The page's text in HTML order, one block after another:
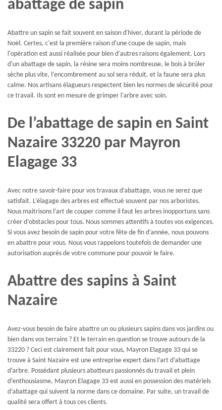
abattage de sapin
Abattre un sapin se fait souvent en saison d'hiver, durant la période de
Noël. Certes, c'est la première raison d'une coupe de sapin, mais
l'opération est aussi réalisée pour bien d'autres raisons également. Lors
d'un abattage de sapin, la résine sera moins nombreuse, le bois à brûler
sèche plus vite, l'encombrement au sol sera réduit, et la faune sera plus
calme. Nos artisans élagueurs respectent bien les normes de sécurité pour
ce travail. Ils sont en mesure de grimper l'arbre avec soin.
De l’abattage de sapin en Saint
Nazaire 33220 par Mayron
Elagage 33
Avec notre savoir-faire pour vos travaux d’abattage, vous ne serez que
satisfait. L’élagage des arbres est effectué souvent par nos arboristes.
Nous maitrisons l’art de couper comme il faut les arbres inopportuns sans
créer d’obstacles pour tous. Nous sommes attentifs à toutes vos exigences.
Si vous avez besoin de sapin pour votre fête de fin d’année, nous pouvons
en abattre pour vous. Nous vous rappelons toutefois de demander une
autorisation auprès de votre commune pour pouvoir le faire.
Abattre des sapins à Saint
Nazaire
Avez-vous besoin de faire abattre un ou plusieurs sapins dans vos jardins ou
bien dans vos terrains ? Et le terrain en question se trouve autours de la
33220 ? Ceci est clairement fait pour vous, Mayron Elagage 33 qui se
trouve à Saint Nazaire est une entreprise expert dans l’art d’abattage
d’arbre. Possédant plusieurs abatteurs passionnés du travail et plein
d’enthousiasme, Mayron Elagage 33 est aussi en possession des matériels
d’abattage qui suivent la norme dans ce domaine. Par suite, un travail de
qualité sera offert à tous ces clients.